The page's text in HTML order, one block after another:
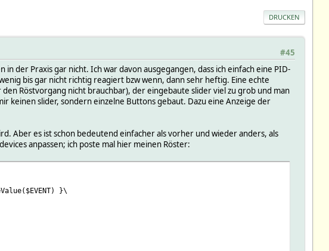
DRUCKEN
#45
der Praxis gar nicht. Ich war davon ausgegangen, dass ich einfach eine PID-
bis gar nicht richtig reagiert bzw wenn, dann sehr heftig. Eine echte
Röstvorgang nicht brauchbar), der eingebaute slider viel zu grob und man
keinen slider, sondern einzelne Buttons gebaut. Dazu eine Anzeige der
Aber es ist schon bedeutend einfacher als vorher und wieder anders, als
anpassen; ich poste mal hier meinen Röster:
}\